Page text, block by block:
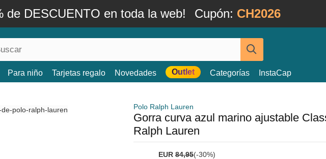
de DESCUENTO en toda la web! Cupón: CH2026
Para niño Tarjetas regalo Novedades Outlet Categorías InstaCap
Polo Ralph Lauren
Gorra curva azul marino ajustable
Ralph Lauren
EUR 84,95(-30%)